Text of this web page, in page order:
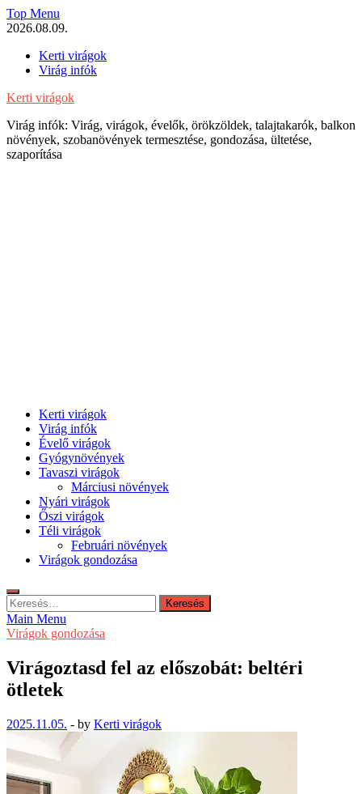
Skip
to
Top Menu
2026.08.09.
Kerti virágok
Virág infók
Kerti virágok
Virág infók: Virág, virágok, évelők, örökzöldek, talajtakarók, balkon
növények, szobanövények termesztése, gondozása, ültetése,
szaporítása
Kerti virágok
Virág infók
Évelő virágok
Gyógynövények
Tavaszi virágok
Márciusi növények
Nyári virágok
Őszi virágok
Téli virágok
Februári növények
Virágok gondozása
Keresés:
Main Menu
Virágok gondozása
Virágoztasd fel az előszobát: beltéri
ötletek
2025.11.05. - by Kerti virágok